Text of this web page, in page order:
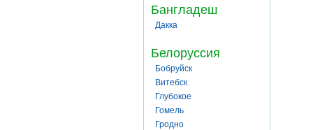
Бангладеш
Дакка
Белоруссия
Бобруйск
Витебск
Глубокое
Гомель
Гродно